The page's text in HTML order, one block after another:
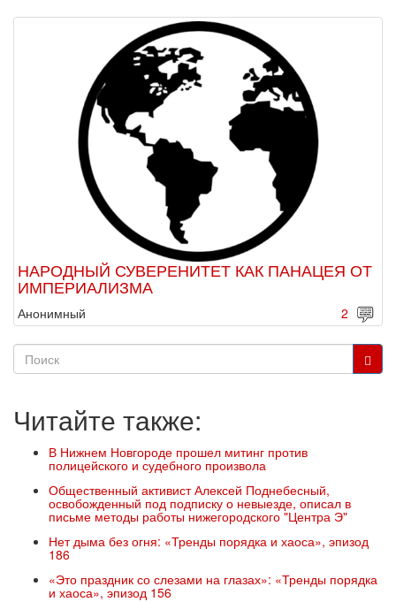
НАРОДНЫЙ СУВЕРЕНИТЕТ КАК ПАНАЦЕЯ ОТ
ИМПЕРИАЛИЗМА
Анонимный 2
Форма
поиска
Читайте также:
В Нижнем Новгороде прошел митинг против
полицейского и судебного произвола
Общественный активист Алексей Поднебесный,
освобожденный под подписку о невыезде, описал в
письме методы работы нижегородского "Центра Э"
Нет дыма без огня: «Тренды порядка и хаоса», эпизод
186
«Это праздник со слезами на глазах»: «Тренды порядка
и хаоса», эпизод 156